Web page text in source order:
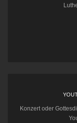
Konzert oder